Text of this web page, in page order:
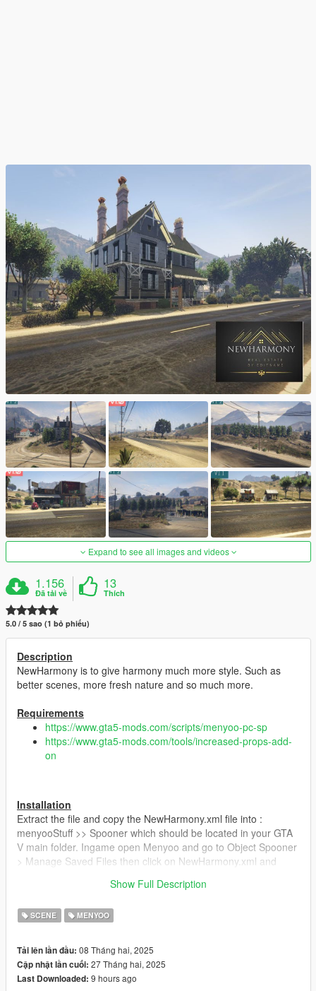
Expand to see all images and videos
1.156
Đã tải về
13
Thích
5.0 / 5 sao (1 bỏ phiếu)
Description
NewHarmony is to give harmony much more style. Such as
better scenes, more fresh nature and so much more.
Requirements
https://www.gta5-mods.com/scripts/menyoo-pc-sp
https://www.gta5-mods.com/tools/increased-props-add-
on
Installation
Extract the file and copy the NewHarmony.xml file into :
menyooStuff >> Spooner which should be located in your GTA
V main folder. Ingame open Menyoo and go to Object Spooner
> Manage Saved Files then click on NewHarmony.xml and
None Reported
Updates
1.2
Show Full Description
SCENE MENYOO
Tải lên lần đầu: 08 Tháng hai, 2025
Cập nhật lần cuối: 27 Tháng hai, 2025
Last Downloaded: 9 hours ago